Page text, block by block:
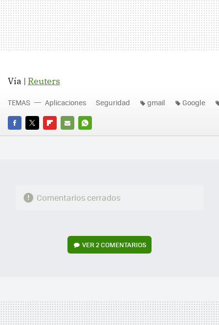
Vía | Reuters
FACEBOOK
TWITTERFLIPBOARD
E-
WHATSAPP
TEMAS Aplicaciones Seguridad gmail Google
Comentarios cerrados
VER2 COMENTARIOS